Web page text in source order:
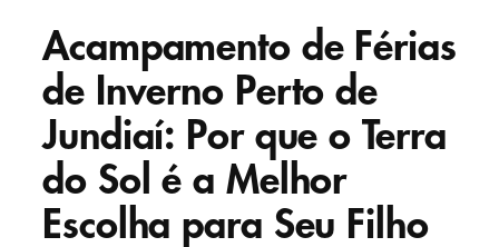
Acampamento de Férias
de Inverno Perto de
Jundiaí: Por que o Terra
do Sol é a Melhor
Escolha para Seu Filho